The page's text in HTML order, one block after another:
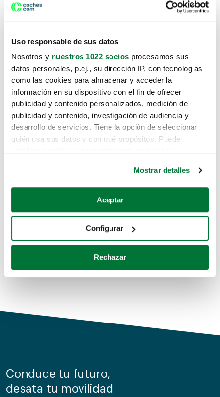
Uso responsable de sus datos
Nosotros y nuestros 1022 socios procesamos sus
datos personales, p.ej., su dirección IP, con tecnologías
como las cookies para almacenar y acceder la
información en su dispositivo con el fin de ofrecer
publicidad y contenido personalizados, medición de
publicidad y contenido, investigación de audiencia y
desarrollo de servicios. Tiene la opción de seleccionar
quién usa sus datos y con qué propósitos. Puede
Si lo permite, también quisiéramos:
Recopilar información sobre su ubicación geográfica
Identificar su dispositivo analizándolo activamente
para buscar características específicas (huellas
Obtenga más información sobre cómo se procesan sus
de cookies.
información sobre el uso que haga del sitio web con
nuestros partners de redes sociales, publicidad y análisis
Mostrar detalles
Aceptar
Configurar
Rechazar
Lo sentimos, no sabemos como
te hemos traido hasta aquí.
Pero puedes encontrar el coche que estás
buscando en alguno de estos enlaces:
Coches de segunda mano
Coches de km0
Conduce tu futuro,
desata tu movilidad